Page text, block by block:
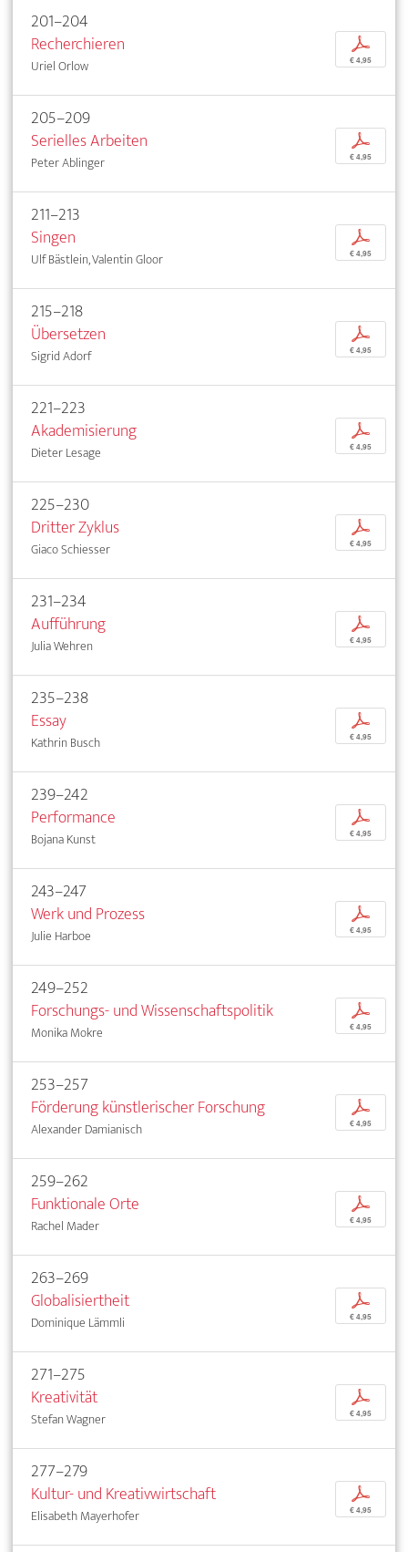
201–204
Recherchieren
Uriel Orlow
p
€ 4,95
205–209
Serielles Arbeiten
Peter Ablinger
p
€ 4,95
211–213
Singen
Ulf Bästlein, Valentin Gloor
p
€ 4,95
215–218
Übersetzen
Sigrid Adorf
p
€ 4,95
221–223
Akademisierung
Dieter Lesage
p
€ 4,95
225–230
Dritter Zyklus
Giaco Schiesser
p
€ 4,95
231–234
Aufführung
Julia Wehren
p
€ 4,95
235–238
Essay
Kathrin Busch
p
€ 4,95
239–242
Performance
Bojana Kunst
p
€ 4,95
243–247
Werk und Prozess
Julie Harboe
p
€ 4,95
249–252
Forschungs- und Wissenschaftspolitik
Monika Mokre
p
€ 4,95
253–257
Förderung künstlerischer Forschung
Alexander Damianisch
p
€ 4,95
259–262
Funktionale Orte
Rachel Mader
p
€ 4,95
263–269
Globalisiertheit
Dominique Lämmli
p
€ 4,95
271–275
Kreativität
Stefan Wagner
p
€ 4,95
277–279
Kultur- und Kreativwirtschaft
Elisabeth Mayerhofer
p
€ 4,95